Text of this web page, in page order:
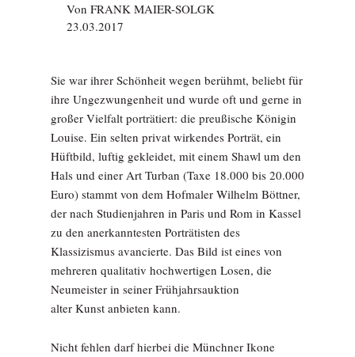
Von FRANK MAIER-SOLGK
23.03.2017
Sie war ihrer Schönheit wegen berühmt, beliebt für
ihre Ungezwungenheit und wurde oft und gerne in
großer Vielfalt porträtiert: die preußische Königin
Louise. Ein selten privat wirkendes Porträt, ein
Hüftbild, luftig gekleidet, mit einem Shawl um den
Hals und einer Art Turban (Taxe 18.000 bis 20.000
Euro) stammt von dem Hofmaler Wilhelm Böttner,
der nach Studienjahren in Paris und Rom in Kassel
zu den anerkanntesten Porträtisten des
Klassizismus avancierte. Das Bild ist eines von
mehreren qualitativ hochwertigen Losen, die
Neumeister in seiner Frühjahrsauktion
alter Kunst anbieten kann.
Nicht fehlen darf hierbei die Münchner Ikone